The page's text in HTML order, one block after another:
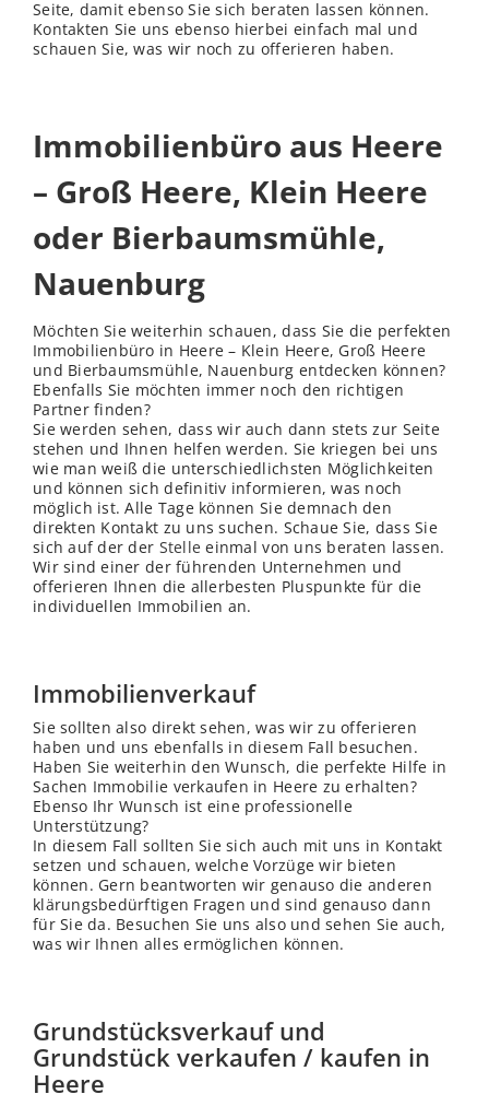
Seite, damit ebenso Sie sich beraten lassen können.
Kontakten Sie uns ebenso hierbei einfach mal und
schauen Sie, was wir noch zu offerieren haben.
Immobilienbüro aus Heere
– Groß Heere, Klein Heere
oder Bierbaumsmühle,
Nauenburg
Möchten Sie weiterhin schauen, dass Sie die perfekten
Immobilienbüro in Heere – Klein Heere, Groß Heere
und Bierbaumsmühle, Nauenburg entdecken können?
Ebenfalls Sie möchten immer noch den richtigen
Partner finden?
Sie werden sehen, dass wir auch dann stets zur Seite
stehen und Ihnen helfen werden. Sie kriegen bei uns
wie man weiß die unterschiedlichsten Möglichkeiten
und können sich definitiv informieren, was noch
möglich ist. Alle Tage können Sie demnach den
direkten Kontakt zu uns suchen. Schaue Sie, dass Sie
sich auf der der Stelle einmal von uns beraten lassen.
Wir sind einer der führenden Unternehmen und
offerieren Ihnen die allerbesten Pluspunkte für die
individuellen Immobilien an.
Immobilienverkauf
Sie sollten also direkt sehen, was wir zu offerieren
haben und uns ebenfalls in diesem Fall besuchen.
Haben Sie weiterhin den Wunsch, die perfekte Hilfe in
Sachen Immobilie verkaufen in Heere zu erhalten?
Ebenso Ihr Wunsch ist eine professionelle
Unterstützung?
In diesem Fall sollten Sie sich auch mit uns in Kontakt
setzen und schauen, welche Vorzüge wir bieten
können. Gern beantworten wir genauso die anderen
klärungsbedürftigen Fragen und sind genauso dann
für Sie da. Besuchen Sie uns also und sehen Sie auch,
was wir Ihnen alles ermöglichen können.
Grundstücksverkauf und
Grundstück verkaufen / kaufen in
Heere